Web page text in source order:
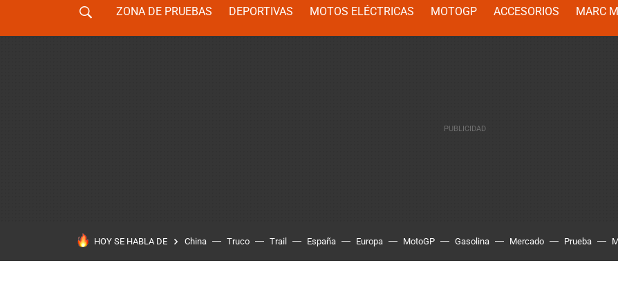
ZONA DE PRUEBAS DEPORTIVAS MOTOS ELÉCTRICAS MOTOGP ACCESORIOS
MARC
HOY SE HABLA DE China Truco Trail España Europa MotoGP Gasolina Mercado Prueba